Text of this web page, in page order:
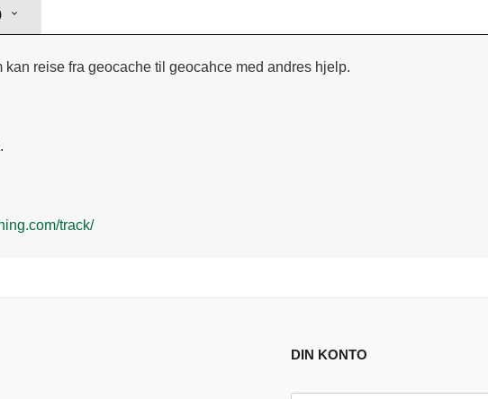
reise fra geocache til geocahce med andres hjelp.
track/
DIN KONTO